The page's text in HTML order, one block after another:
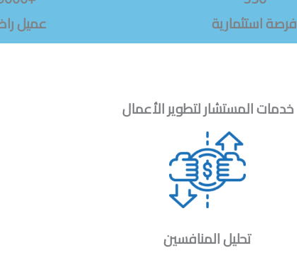
فرصة استثمارية
عميل
خدمات المستشار لتطوير الأعمال
تحليل المنافسين